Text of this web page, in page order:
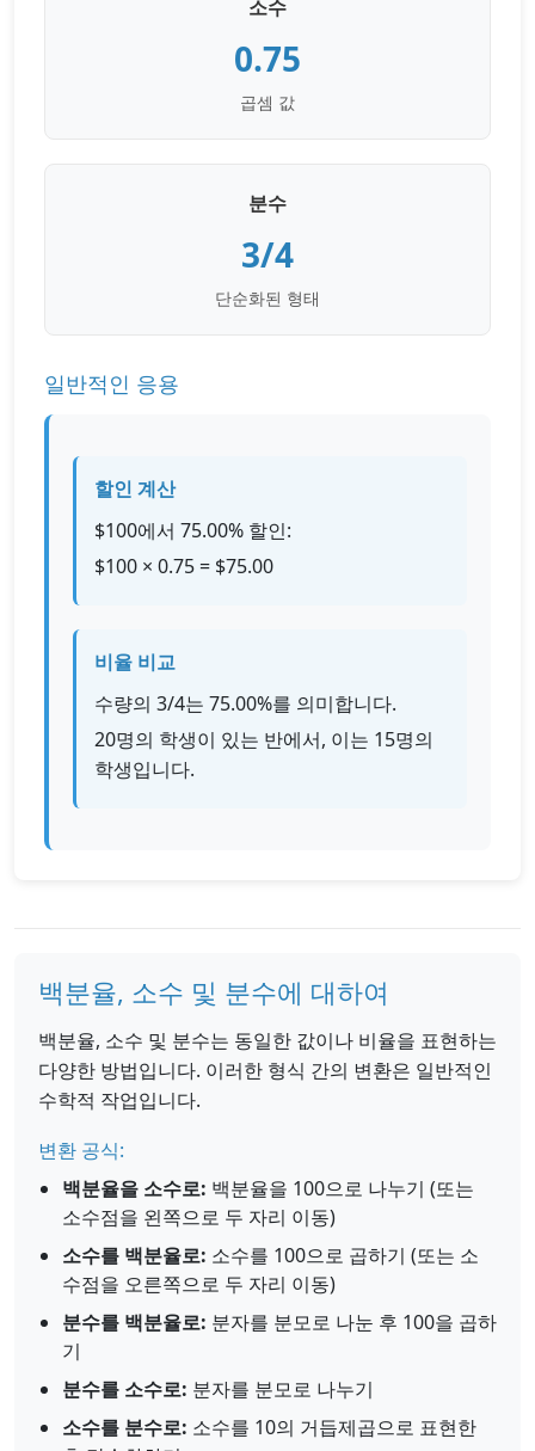
소수
0.75
곱셈 값
분수
3/4
단순화된 형태
일반적인 응용
할인 계산
$100에서 75.00% 할인:
$100 × 0.75= $75.00
비율 비교
수량의 3/4는 75.00%를 의미합니다.
20명의 학생이 있는 반에서, 이는 15명의
학생입니다.
백분율, 소수 및 분수에 대하여
백분율, 소수 및 분수는 동일한 값이나 비율을 표현하는
다양한 방법입니다. 이러한 형식 간의 변환은 일반적인
수학적 작업입니다.
변환 공식:
백분율을 소수로: 백분율을 100으로 나누기 (또는
소수점을 왼쪽으로 두 자리 이동)
소수를 백분율로: 소수를 100으로 곱하기 (또는 소
수점을 오른쪽으로 두 자리 이동)
분수를 백분율로: 분자를 분모로 나눈 후 100을 곱하
기
분수를 소수로: 분자를 분모로 나누기
소수를 분수로: 소수를 10의 거듭제곱으로 표현한